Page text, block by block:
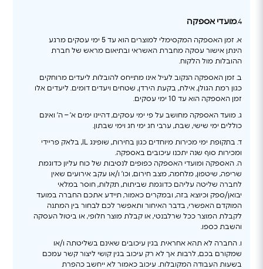
4.מועדי אספקה
א. זמן האספקה המקסימלי למוצרים הוא עד 5 ימי עסקים מרגע
הינתן אישור עסקה מחברת האשראי ובתיאום מראש של חברת
ההובלות מול הלקוח.
ב. זמן האספקה הנקוב לעיל אינו מתייחס להובלות ליעדים מרוחקים
כגון רמת הגולן, אילת, בקעת הירדן, שטחים ויעדים דומים. ליעדים אלו
זמן האספקה הוא עד 10 ימי עסקים.
ג. מועד האספקה מחושב על פי ימי עסקים, דהיינו ימים א’ – ה’ ואינם
כוללים ימי שישי, שבת, ערבי חג ימי חג וימי שבתון.
ד. בתקופת ימי מכירות מיוחדים כגון בחירות, שופינג IL, בלאק פריידי
ומכירות סוף שנה יתכנו עיכובים באספקה.
ה. האספקה ומועדי האספקה כפופים לנסיבות של כוח עליון כדוגמת
שריפה, שיטפון, מלחמה, מצב חירום, וכו’ ו/או עקב אירועים שאין
לחברה שליטה עליהם כדוגמת שביתות, תקלות, חוסר במלאי
יבואן/ספק וכיוצא בזה, ובמקרים כאמור, תיידע אתכם החברה במועד
המוקדם האפשרי, בדבר האיחור ותאפשר לכם לבחור בין המתנה
לקבלת המוצר ככל שרלבנטי, או קבלת מוצר חלופי, או ביטול העסקה
והשבת כספו.
ו. החברה לא תהא אחראית בגין עיכובים שאינם בשליטתה ו/או
שמקורם בכם, לרבות אך לא רק עיכוב בגין קושי ליצור קשר עמכם
בשעות העבודה המקובלות. עיכוב כאמור לא ייחשב כהפרת